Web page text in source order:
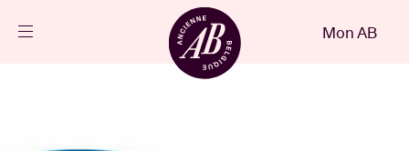
FRMon AB